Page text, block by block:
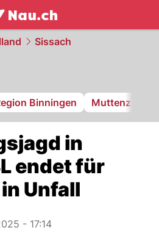
NAU.ch
Sissach
Binningen Muttenz
in
endet für
Unfall
- 17:14